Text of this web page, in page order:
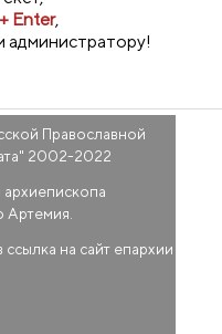
Enter,
Православной
" 2002-2022
Артемия.
на сайт епархии